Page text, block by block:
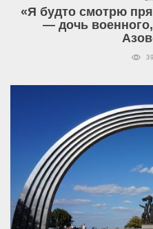
«Я будто смотрю
— дочь